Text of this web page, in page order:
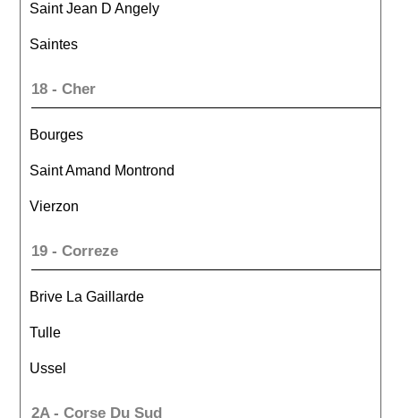
Saint Jean D Angely
Saintes
18 - Cher
Bourges
Saint Amand Montrond
Vierzon
19 - Correze
Brive La Gaillarde
Tulle
Ussel
2A - Corse Du Sud